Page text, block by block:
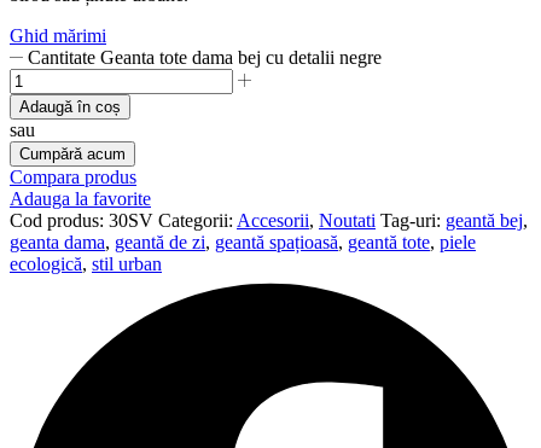
Ghid mărimi
Cantitate Geanta tote dama bej cu detalii negre
Adaugă în coș
sau
Cumpără acum
Compara produs
Adauga la favorite
Cod produs: 30SV Categorii: Accesorii, Noutati Tag-uri: geantă bej,
geanta dama, geantă de zi, geantă spațioasă, geantă tote, piele
ecologică, stil urban